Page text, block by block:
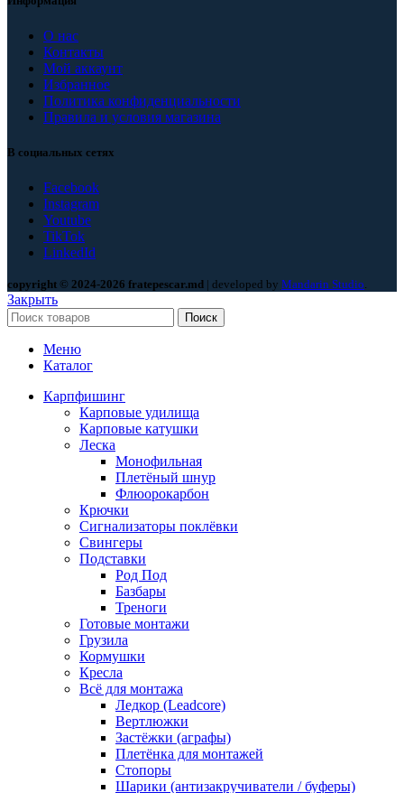
О нас
Контакты
Мой аккаунт
Избранное
Политика конфиденциальности
Правила и условия магазина
В социальных сетях
Facebook
Instagram
Youtube
TikTok
LinkedId
copyright © 2024-2026 fratepescar.md | developed by Mandarin Studio.
Закрыть
Поиск
Меню
Каталог
Карпфишинг
Карповые удилища
Карповые катушки
Леска
Монофильная
Плетёный шнур
Флюорокарбон
Крючки
Сигнализаторы поклёвки
Свингеры
Подставки
Род Под
Базбары
Треноги
Готовые монтажи
Грузила
Кормушки
Кресла
Всё для монтажа
Ледкор (Leadcore)
Вертлюжки
Застёжки (аграфы)
Плетёнка для монтажей
Стопоры
Шарики (антизакручиватели / буферы)